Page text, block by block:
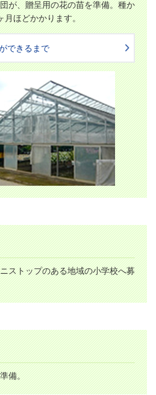
が、贈呈用の花の苗を準備。種か
月ほどかかります。
できるまで
ストップのある地域の小学校へ募
備。